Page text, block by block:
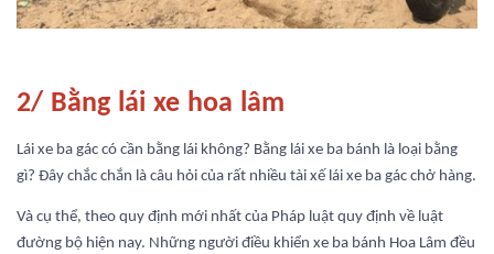
2/ Bằng lái xe hoa lâm
Lái xe ba gác có cần bằng lái không? Bằng lái xe ba bánh là loại bằng
gì? Đây chắc chắn là câu hỏi của rất nhiều tài xế lái xe ba gác chở hàng.
Và cụ thể, theo quy định mới nhất của Pháp luật quy định về luật
đường bộ hiện nay. Những người điều khiển xe ba bánh Hoa Lâm đều